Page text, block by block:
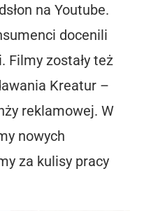
na Youtube.
docenili
Filmy zostały też
Kreatur –
reklamowej. W
nowych
za kulisy pracy